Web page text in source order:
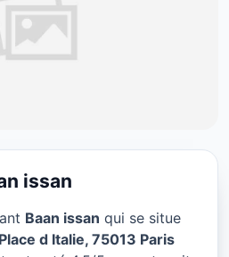
Paris
issan
Baan issan qui se situe
d Italie, 75013 Paris